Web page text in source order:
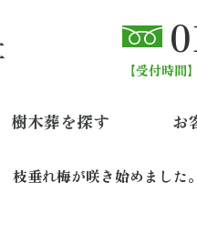
【受付時
樹木葬を探す お
垂れ梅が咲き始めました。